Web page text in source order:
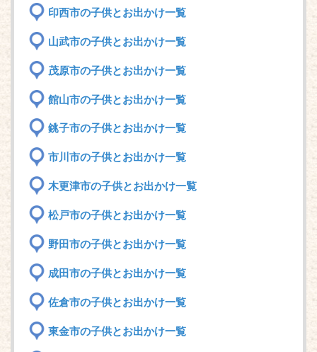
印西市の子供とお出かけ一覧
山武市の子供とお出かけ一覧
茂原市の子供とお出かけ一覧
館山市の子供とお出かけ一覧
銚子市の子供とお出かけ一覧
市川市の子供とお出かけ一覧
木更津市の子供とお出かけ一覧
松戸市の子供とお出かけ一覧
野田市の子供とお出かけ一覧
成田市の子供とお出かけ一覧
佐倉市の子供とお出かけ一覧
東金市の子供とお出かけ一覧